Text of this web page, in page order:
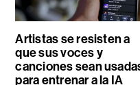
Artistas se resisten a
que sus voces y
canciones sean
para entrenar a la IA